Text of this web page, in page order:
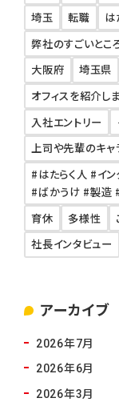
埼玉
転職 は
弊社のすごいとこ
大阪府
埼玉県
オフィスを紹介し
入社エントリー
上司や先輩のキャ
#はたらく人 #イ
#ばかうけ #製造
育休
多様性
社長インタビュー
アーカイブ
2026年7月
2026年6月
2026年3月